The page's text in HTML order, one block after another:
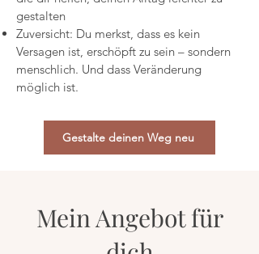
gestalten
Zuversicht: Du merkst, dass es kein
Versagen ist, erschöpft zu sein – sondern
menschlich. Und dass Veränderung
möglich ist.
Gestalte deinen Weg neu
Mein Angebot für